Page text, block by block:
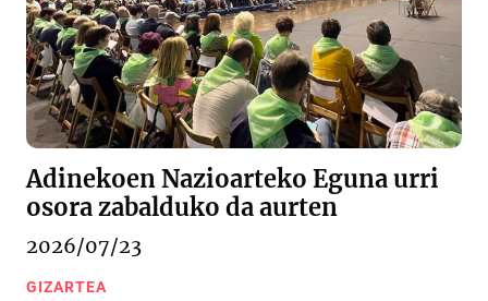
Adinekoen Nazioarteko Eguna urri
osora zabalduko da aurten
2026/07/23
GIZARTEA